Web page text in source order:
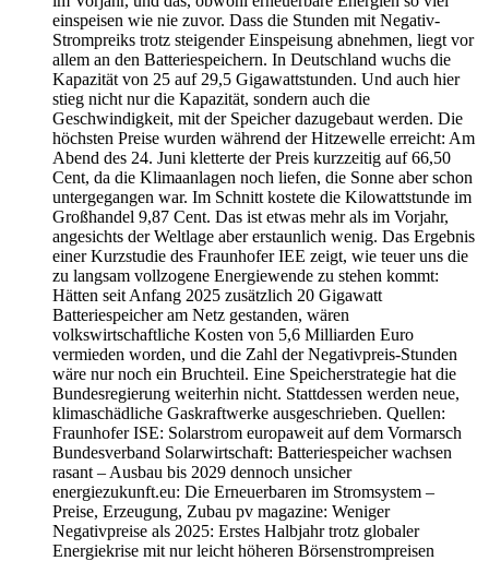
einspeisen wie nie zuvor. Dass die Stunden mit Negativ-
Strompreiks trotz steigender Einspeisung abnehmen, liegt vor
allem an den Batteriespeichern. In Deutschland wuchs die
Kapazität von 25 auf 29,5 Gigawattstunden. Und auch hier
stieg nicht nur die Kapazität, sondern auch die
Geschwindigkeit, mit der Speicher dazugebaut werden. Die
höchsten Preise wurden während der Hitzewelle erreicht: Am
Abend des 24. Juni kletterte der Preis kurzzeitig auf 66,50
Cent, da die Klimaanlagen noch liefen, die Sonne aber schon
untergegangen war. Im Schnitt kostete die Kilowattstunde im
Großhandel 9,87 Cent. Das ist etwas mehr als im Vorjahr,
angesichts der Weltlage aber erstaunlich wenig. Das Ergebnis
einer Kurzstudie des Fraunhofer IEE zeigt, wie teuer uns die
zu langsam vollzogene Energiewende zu stehen kommt:
Hätten seit Anfang 2025 zusätzlich 20 Gigawatt
Batteriespeicher am Netz gestanden, wären
volkswirtschaftliche Kosten von 5,6 Milliarden Euro
vermieden worden, und die Zahl der Negativpreis-Stunden
wäre nur noch ein Bruchteil. Eine Speicherstrategie hat die
Bundesregierung weiterhin nicht. Stattdessen werden neue,
klimaschädliche Gaskraftwerke ausgeschrieben. Quellen:
Fraunhofer ISE: Solarstrom europaweit auf dem Vormarsch
Bundesverband Solarwirtschaft: Batteriespeicher wachsen
rasant – Ausbau bis 2029 dennoch unsicher
energiezukunft.eu: Die Erneuerbaren im Stromsystem –
Preise, Erzeugung, Zubau pv magazine: Weniger
Negativpreise als 2025: Erstes Halbjahr trotz globaler
Energiekrise mit nur leicht höheren Börsenstrompreisen